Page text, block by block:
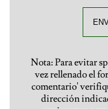
Nota: Para evitar
vez rellenado el
comentario'
dirección